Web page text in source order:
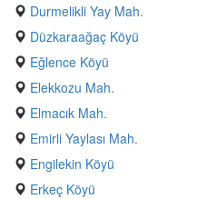
Durmelikli Yay Mah.
Düzkaraağaç Köyü
Eğlence Köyü
Elekkozu Mah.
Elmacık Mah.
Emirli Yaylası Mah.
Engilekin Köyü
Erkeç Köyü